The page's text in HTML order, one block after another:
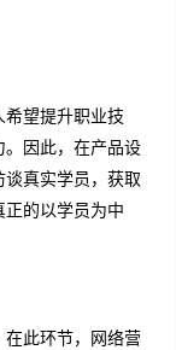
望提升职业技
因此，在产品设
真实学员，获取
的以学员为中
此环节，网络营